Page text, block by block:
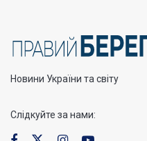
Новини України та світу
Слідкуйте за нами: